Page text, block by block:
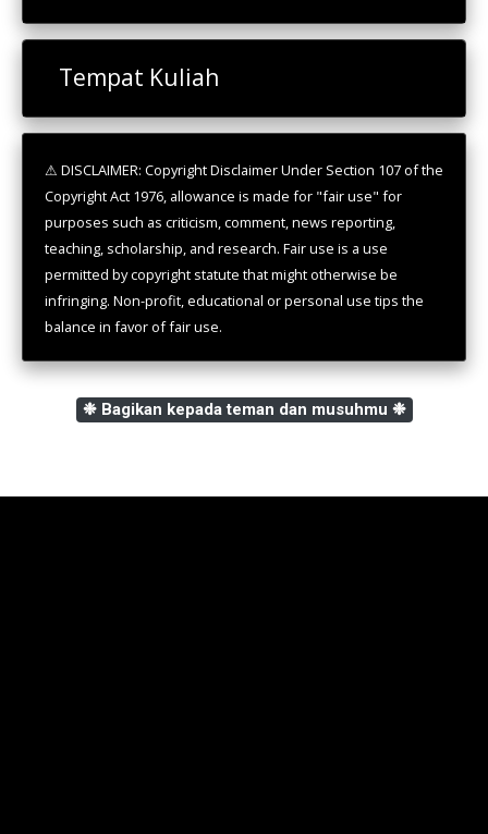
Tempat Kuliah
⚠ DISCLAIMER: Copyright Disclaimer Under Section 107 of the
Copyright Act 1976, allowance is made for "fair use" for
purposes such as criticism, comment, news reporting,
teaching, scholarship, and research. Fair use is a use
permitted by copyright statute that might otherwise be
infringing. Non-profit, educational or personal use tips the
balance in favor of fair use.
❉ Bagikan kepada teman dan musuhmu ❉